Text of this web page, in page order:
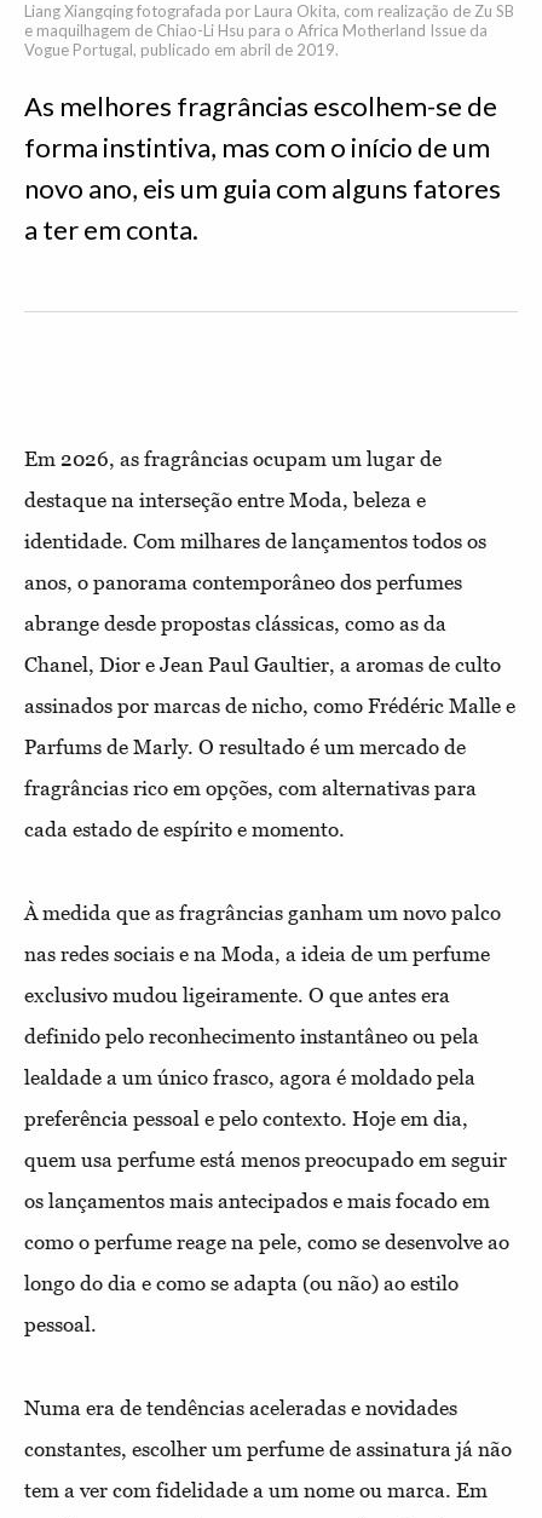
Liang Xiangqing fotografada por Laura Okita, com realização de Zu SB
e maquilhagem de Chiao-Li Hsu para o Africa Motherland Issue da
Vogue Portugal, publicado em abril de 2019.
As melhores fragrâncias escolhem-se de
forma instintiva, mas com o início de um
novo ano, eis um guia com alguns fatores
a ter em conta.
Em 2026, as fragrâncias ocupam um lugar de
destaque na interseção entre Moda, beleza e
identidade. Com milhares de lançamentos todos os
anos, o panorama contemporâneo dos perfumes
abrange desde propostas clássicas, como as da
Chanel, Dior e Jean Paul Gaultier, a aromas de culto
assinados por marcas de nicho, como Frédéric Malle e
Parfums de Marly. O resultado é um mercado de
fragrâncias rico em opções, com alternativas para
cada estado de espírito e momento.
À medida que as fragrâncias ganham um novo palco
nas redes sociais e na Moda, a ideia de um perfume
exclusivo mudou ligeiramente. O que antes era
definido pelo reconhecimento instantâneo ou pela
lealdade a um único frasco, agora é moldado pela
preferência pessoal e pelo contexto. Hoje em dia,
quem usa perfume está menos preocupado em seguir
os lançamentos mais antecipados e mais focado em
como o perfume reage na pele, como se desenvolve ao
longo do dia e como se adapta (ou não) ao estilo
pessoal.
Numa era de tendências aceleradas e novidades
constantes, escolher um perfume de assinatura já não
tem a ver com fidelidade a um nome ou marca. Em